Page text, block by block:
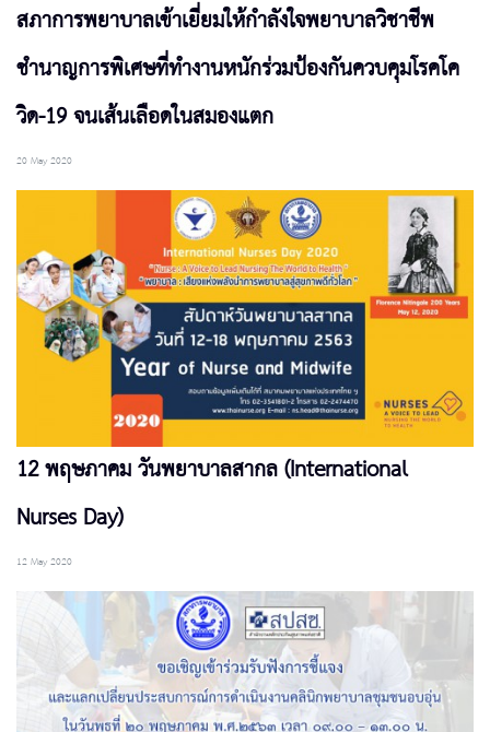
สภาการพยาบาลเข้าเยี่ยมให้กำลังใจพยาบาลวิชาชีพ
ชำนาญการพิเศษที่ทำงานหนักร่วมป้องกันควบคุมโรคโค
วิด-19 จนเส้นเลือดในสมองแตก
20 May 2020
12 พฤษภาคม วันพยาบาลสากล (International
Nurses Day)
12 May 2020